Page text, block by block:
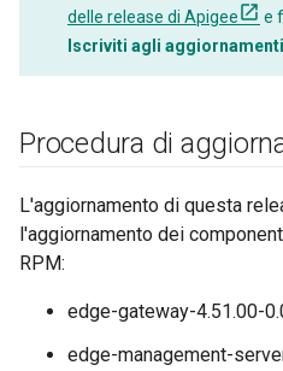
delle release di Apigee
e
Iscriviti agli aggiornamenti
Procedura di
L'aggiornamento di questa
l'aggiornamento dei
RPM:
edge-gateway-4.51.00-
edge-management-